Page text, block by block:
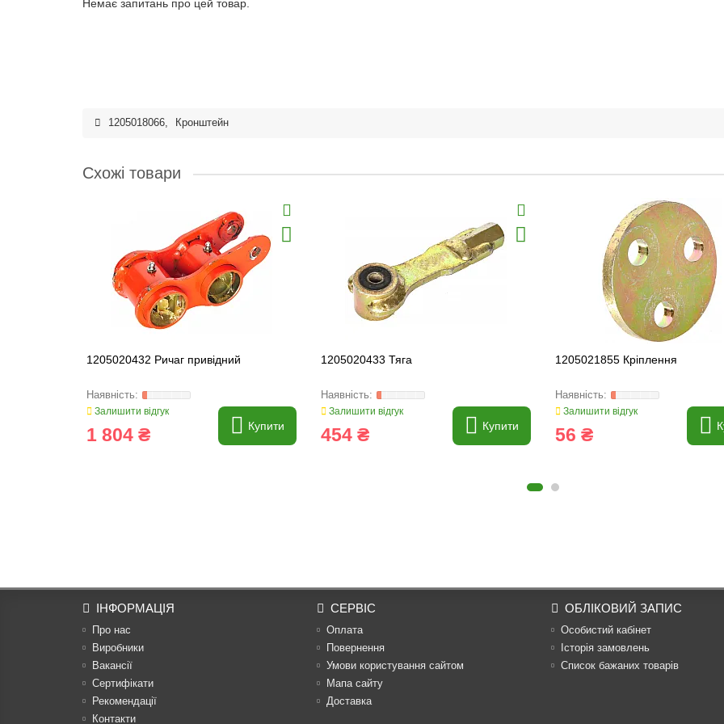
Немає запитань про цей товар.
1205018066, Кронштейн
Схожі товари
1205020432 Ричаг привідний
Залишити відгук
1 804 ₴ Купити
1205020433 Тяга
Залишити відгук
454 ₴ Купити
1205021855 Кріплення
Залишити відгук
56 ₴
ІНФОРМАЦІЯ
Про нас
Виробники
Вакансії
Сертифікати
Рекомендації
Контакти
СЕРВІС
Оплата
Повернення
Умови користування сайтом
Мапа сайту
Доставка
ОБЛІКОВИЙ ЗАПИС
Особистий кабінет
Історія замовлень
Список бажаних товарів